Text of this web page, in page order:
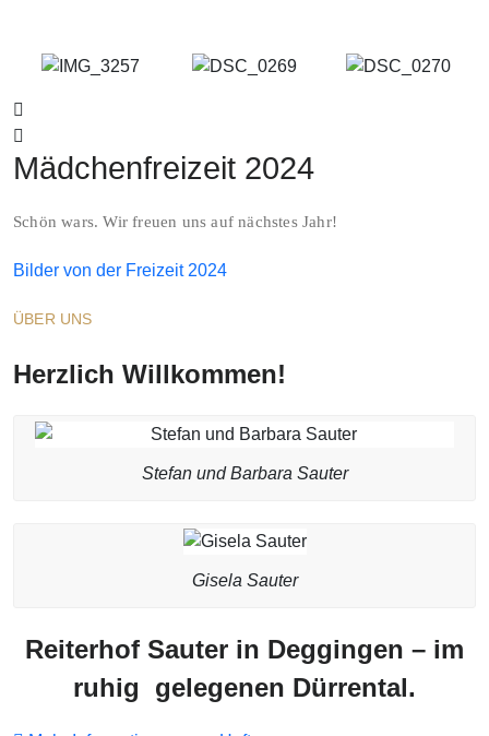
Mädchenfreizeit 2024
Schön wars. Wir freuen uns auf nächstes Jahr!
Bilder von der Freizeit 2024
ÜBER UNS
Herzlich Willkommen!
Stefan und Barbara Sauter
Gisela Sauter
Reiterhof Sauter in Deggingen – im
ruhig gelegenen Dürrental.